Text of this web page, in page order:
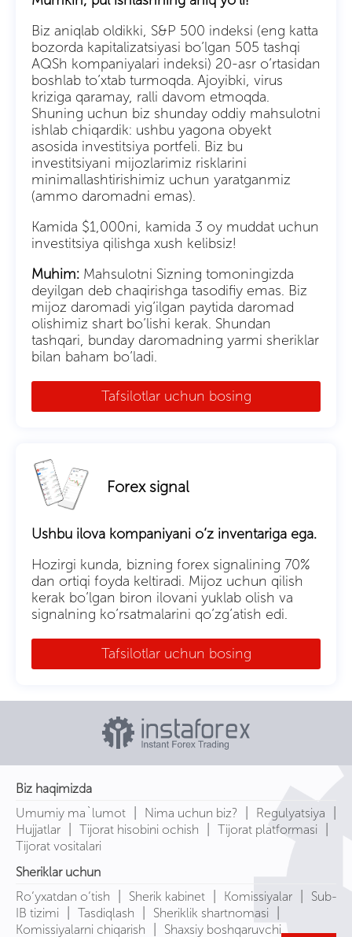
Biz aniqlab oldikki, S&P 500 indeksi (eng katta
bozorda kapitalizatsiyasi bo’lgan 505 tashqi
AQSh kompaniyalari indeksi) 20-asr o’rtasidan
boshlab to’xtab turmoqda. Ajoyibki, virus
kriziga qaramay, ralli davom etmoqda.
Shuning uchun biz shunday oddiy mahsulotni
ishlab chiqardik: ushbu yagona obyekt
asosida investitsiya portfeli. Biz bu
investitsiyani mijozlarimiz risklarini
minimallashtirishimiz uchun yaratganmiz
(ammo daromadni emas).
Kamida $1,000ni, kamida 3 oy muddat uchun
investitsiya qilishga xush kelibsiz!
Muhim: Mahsulotni Sizning tomoningizda
deyilgan deb chaqirishga tasodifiy emas. Biz
mijoz daromadi yig’ilgan paytida daromad
olishimiz shart bo’lishi kerak. Shundan
tashqari, bunday daromadning yarmi sheriklar
bilan baham bo’ladi.
Tafsilotlar uchun bosing
Forex signal
Ushbu ilova kompaniyani o’z inventariga ega.
Hozirgi kunda, bizning forex signalining 70%
dan ortiqi foyda keltiradi. Mijoz uchun qilish
kerak bo’lgan biron ilovani yuklab olish va
signalning ko’rsatmalarini qo’zg’atish edi.
Tafsilotlar uchun bosing
Biz haqimizda
Umumiy ma`lumot
Nima uchun biz? Regulyatsiya
Hujjatlar Tijorat hisobini ochish Tijorat platformasi
Tijorat vositalari
Sheriklar uchun
Ro‘yxatdan o‘tish
Sherik kabinet Komissiyalar
Sub-
IB tizimi
Tasdiqlash Sheriklik shartnomasi
Komissiyalarni chiqarish Shaxsiy boshqaruvchi